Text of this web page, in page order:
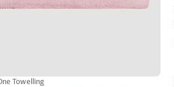
Towelling